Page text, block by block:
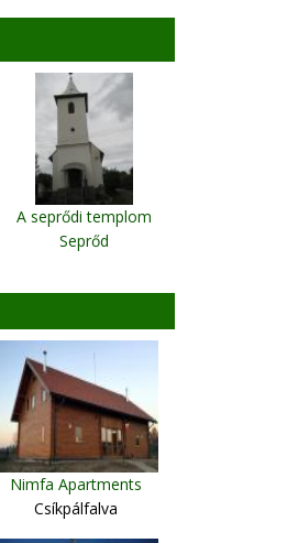
A seprődi templom
Seprőd
Nimfa Apartments
Csíkpálfalva